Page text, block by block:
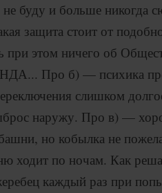
не буду и больше никогда
защита стоит от
при этом ничего об
Про б) — психика
слишком
наружу. Про в) —
но кобылка не
ходит по ночам. Как
каждый раз при